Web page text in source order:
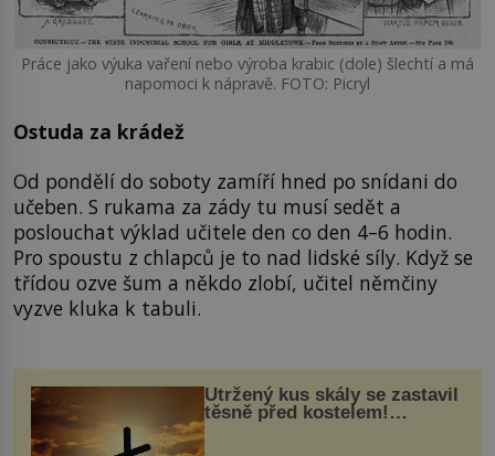
Práce jako výuka vaření nebo výroba krabic (dole) šlechtí a má
napomoci k nápravě. FOTO: Picryl
Ostuda za krádež
Od pondělí do soboty zamíří hned po snídani do
učeben. S rukama za zády tu musí sedět a
poslouchat výklad učitele den co den 4–6 hodin.
Pro spoustu z chlapců je to nad lidské síly. Když se
třídou ozve šum a někdo zlobí, učitel němčiny
vyzve kluka k tabuli.
Utržený kus skály se zastavil
těsně před kostelem!
Ochránila ho boží síla?